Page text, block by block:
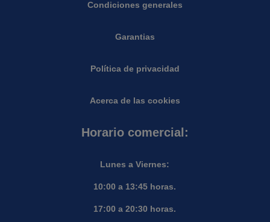
Condiciones generales
Garantias
Política de privacidad
Acerca de las cookies
Horario comercial:
Lunes a Viernes:
10:00 a 13:45 horas.
17:00 a 20:30 horas.